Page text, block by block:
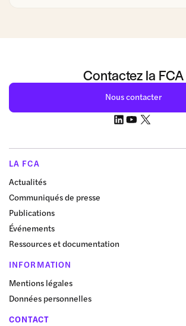
Contactez la FCA
Nous contacter
LA FCA
Actualités
Communiqués de presse
Publications
Événements
Ressources et documentation
INFORMATION
Mentions légales
Données personnelles
CONTACT